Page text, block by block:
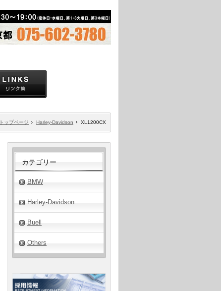
トップページ Harley-Davidson XL1200CX
カテゴリー
BMW
Harley-Davidson
Buell
Others